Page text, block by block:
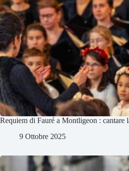
Requiem di Fauré a Montligeon : cantare
9 Ottobre 2025